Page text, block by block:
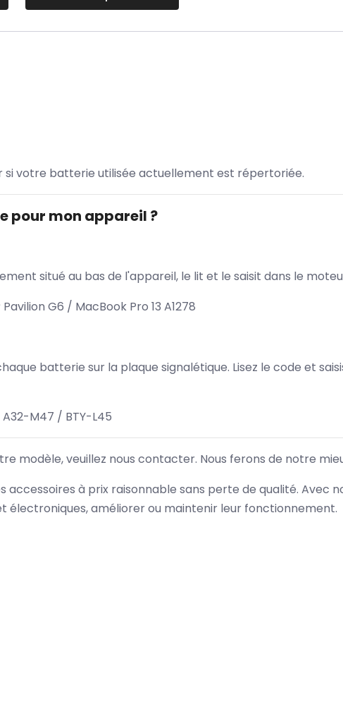
si votre batterie utilisée actuellement est répertoriée.
pour mon appareil ?
situé au bas de l'appareil, le lit et le saisit dans le
G6 / MacBook Pro 13 A1278
batterie sur la plaque signalétique. Lisez le code et
M47 / BTY-L45
modèle, veuillez nous contacter. Nous ferons de notre
accessoires à prix raisonnable sans perte de qualité. Avec
électroniques, améliorer ou maintenir leur fonctionnement.